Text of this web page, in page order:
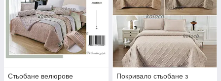
Стьобане велюрове
Покривало стьобане з